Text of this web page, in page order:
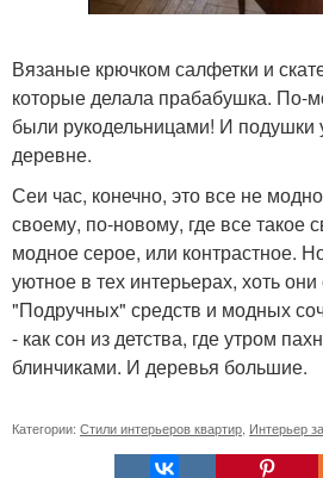
Вязаные крючком салфетки и
которые делала прабабушка. По-
были рукодельницами! И подушки
деревне.
Сеи час, конечно, это все не
своему, по-новому, где все такое
модное серое, или контрастное.
уютное в тех интерьерах, хоть
"Подручных" средств и модных
- как сон из детства, где утром
блинчиками. И деревья большие.
Категории: Стили интерьеров квартир, Интерьер